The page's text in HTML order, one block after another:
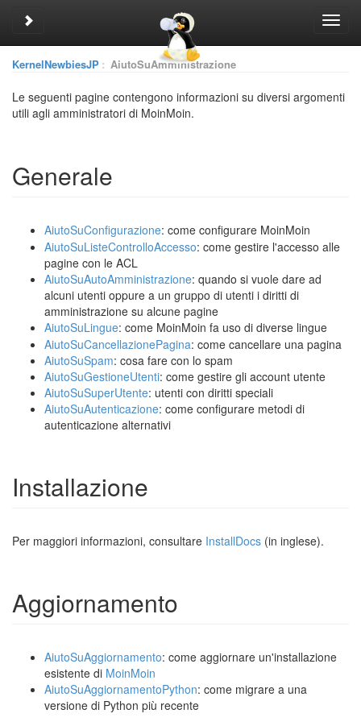
Toggle sidebar
KernelNewbiesJP : AiutoSuAmministrazione
Le seguenti pagine contengono informazioni su diversi argomenti
utili agli amministratori di MoinMoin.
Generale
AiutoSuConfigurazione: come configurare MoinMoin
AiutoSuListeControlloAccesso: come gestire l'accesso alle
pagine con le ACL
AiutoSuAutoAmministrazione: quando si vuole dare ad
alcuni utenti oppure a un gruppo di utenti i diritti di
amministrazione su alcune pagine
AiutoSuLingue: come MoinMoin fa uso di diverse lingue
AiutoSuCancellazionePagina: come cancellare una pagina
AiutoSuSpam: cosa fare con lo spam
AiutoSuGestioneUtenti: come gestire gli account utente
AiutoSuSuperUtente: utenti con diritti speciali
AiutoSuAutenticazione: come configurare metodi di
autenticazione alternativi
Installazione
Per maggiori informazioni, consultare InstallDocs (in inglese).
Aggiornamento
AiutoSuAggiornamento: come aggiornare un'installazione
esistente di MoinMoin
AiutoSuAggiornamentoPython: come migrare a una
versione di Python più recente